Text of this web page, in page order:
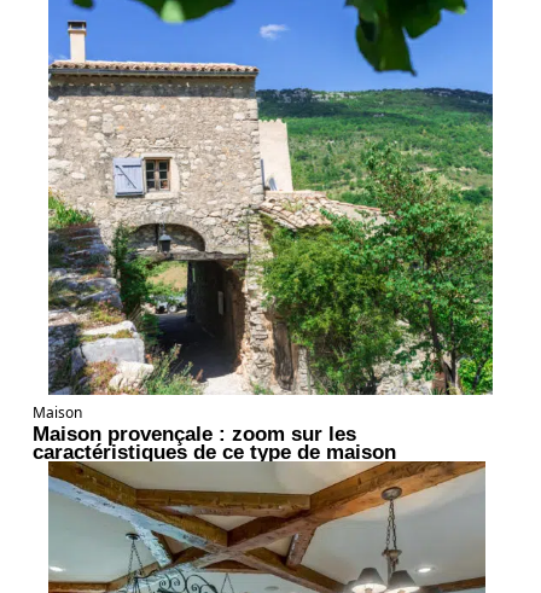
Maison
Maison provençale : zoom sur les
caractéristiques de ce type de maison